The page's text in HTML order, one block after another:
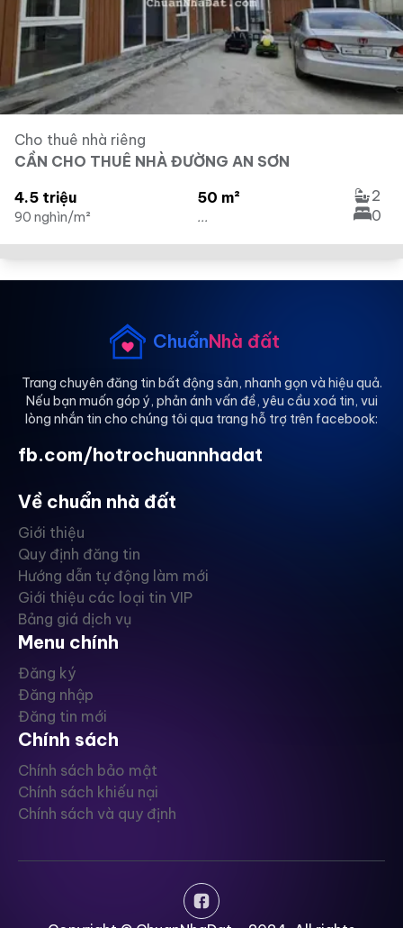
Cho thuê nhà riêng
CẦN CHO THUÊ NHÀ ĐƯỜNG AN SƠN
4.5 triệu
90 nghìn/m²
50 m²
...
2
0
ChuẩnNhà đất
Trang chuyên đăng tin bất động sản, nhanh gọn và hiệu quả.
Nếu bạn muốn góp ý, phản ánh vấn đề, yêu cầu xoá tin, vui
lòng nhắn tin cho chúng tôi qua trang hỗ trợ trên facebook:
fb.com/hotrochuannhadat
Về chuẩn nhà đất
Giới thiệu
Quy định đăng tin
Hướng dẫn tự động làm mới
Giới thiệu các loại tin VIP
Bảng giá dịch vụ
Menu chính
Đăng ký
Đăng nhập
Đăng tin mới
Chính sách
Chính sách bảo mật
Chính sách khiếu nại
Chính sách và quy định